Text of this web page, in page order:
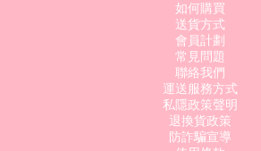
如何購買
送貨方式
會員計劃
常見問題
聯絡我們
運送服務方式
私隱政策聲明
退換貨政策
防詐騙宣導